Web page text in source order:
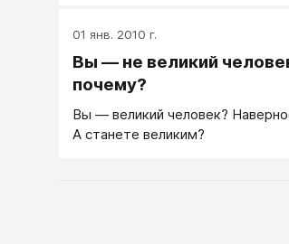
01 янв. 2010 г.
Вы — не великий
почему?
Вы — великий человек?
А станете великим?